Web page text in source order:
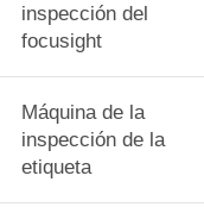
inspección del
focusight
Máquina de la
inspección de la
etiqueta